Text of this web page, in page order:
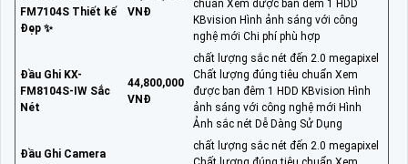
FM7104S Thiết kế
Đẹp ✨
VNĐ
chuẩn Xem được ban đêm 1 HDD
KBvision Hình ảnh sáng với công
nghệ mới Chi phí phù hợp
Đầu Ghi KX-
FM8104S-IW Sắc
Nét
44,800,000
VNĐ
chất lượng sắc nét đến 2.0 megapixel
Chất lượng đúng tiêu chuẩn Xem
được ban đêm 1 HDD KBvision Hình
ảnh sáng với công nghệ mới Hình
Ảnh sắc nét Dễ Dàng Sử Dụng
Đầu Ghi Camera
chất lượng sắc nét đến 2.0 megapixel